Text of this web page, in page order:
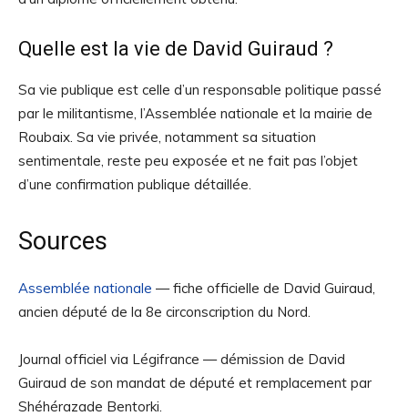
Quelle est la vie de David Guiraud ?
Sa vie publique est celle d’un responsable politique passé
par le militantisme, l’Assemblée nationale et la mairie de
Roubaix. Sa vie privée, notamment sa situation
sentimentale, reste peu exposée et ne fait pas l’objet
d’une confirmation publique détaillée.
Sources
Assemblée nationale — fiche officielle de David Guiraud,
ancien député de la 8e circonscription du Nord.
Journal officiel via Légifrance — démission de David
Guiraud de son mandat de député et remplacement par
Shéhérazade Bentorki.